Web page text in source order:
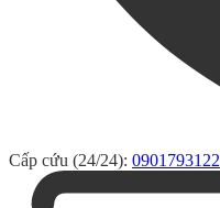
Cấp cứu (24/24): 0901793122